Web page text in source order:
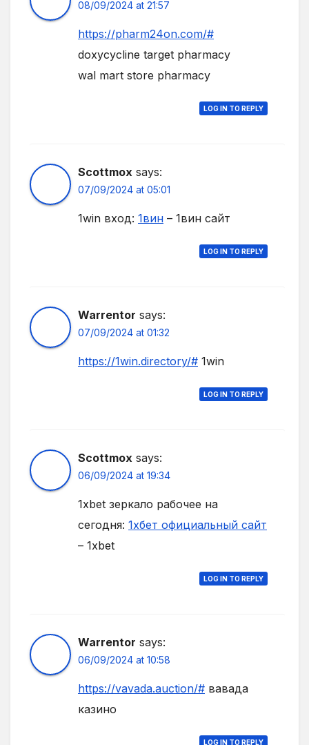
08/09/2024 at 21:57
https://pharm24on.com/#
doxycycline target pharmacy
wal mart store pharmacy
LOG IN TO REPLY
Scottmox says:
07/09/2024 at 05:01
1win вход: 1вин – 1вин сайт
LOG IN TO REPLY
Warrentor says:
07/09/2024 at 01:32
https://1win.directory/# 1win
LOG IN TO REPLY
Scottmox says:
06/09/2024 at 19:34
1xbet зеркало рабочее на
сегодня: 1хбет официальный сайт
– 1xbet
LOG IN TO REPLY
Warrentor says:
06/09/2024 at 10:58
https://vavada.auction/# вавада
казино
LOG IN TO REPLY